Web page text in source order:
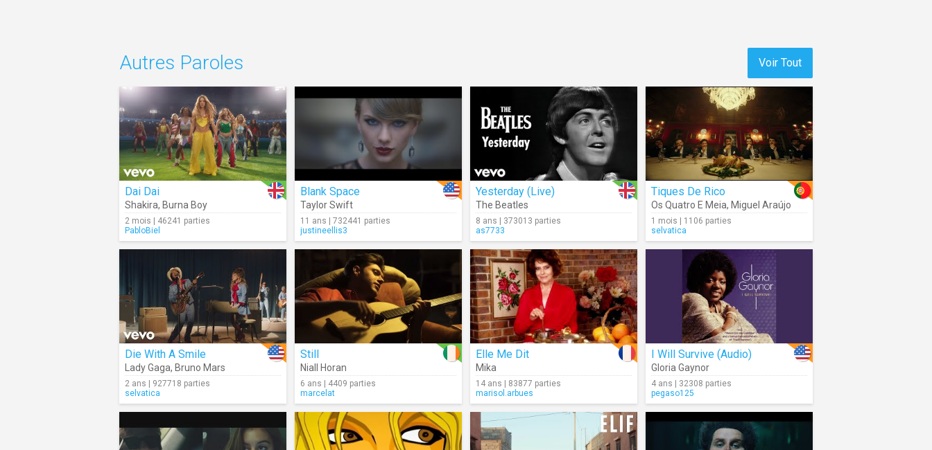
Voir Tout
Autres Paroles
Dai Dai
Shakira, Burna Boy
2 mois | 46241 parties
PabloBiel
Blank Space
Taylor Swift
11 ans | 732441 parties
justineellis3
Yesterday (Live)
The Beatles
8 ans | 373013 parties
as7733
Tiques De Rico
Os Quatro E Meia, Miguel Araújo
1 mois | 1106 parties
selvatica
Die With A Smile
Lady Gaga, Bruno Mars
2 ans | 927718 parties
selvatica
Still
Niall Horan
6 ans | 4409 parties
marcelat
Elle Me Dit
Mika
14 ans | 83877 parties
marisol.arbues
I Will Survive (Audio)
Gloria Gaynor
4 ans | 32308 parties
pegaso125